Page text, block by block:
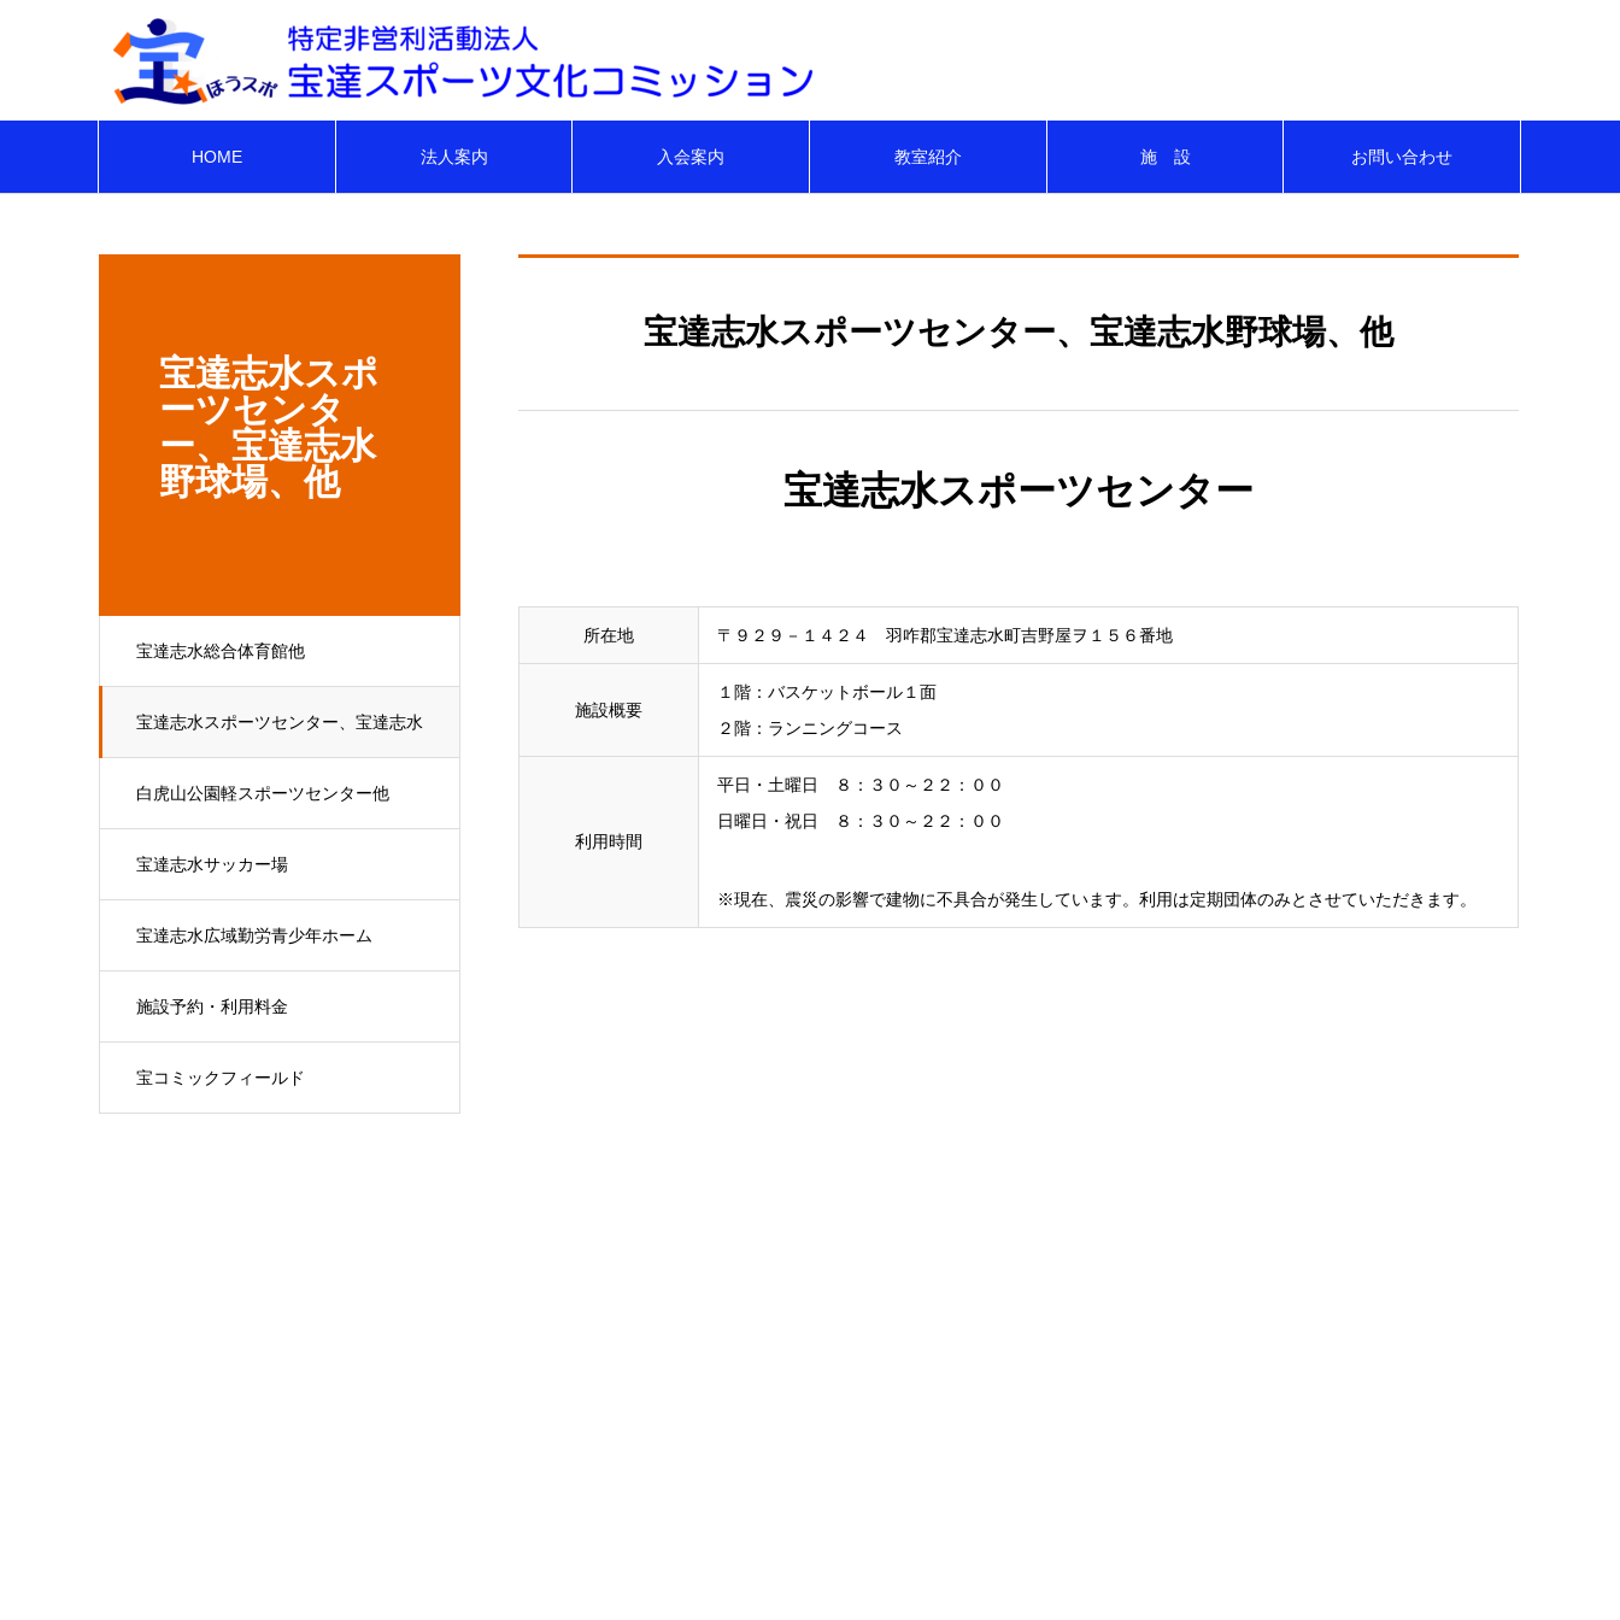
HOME 法人案内 入会案内 教室紹介 施 設 お問い合わせ
宝達志水スポ
ーツセンタ
ー、宝達志水
野球場、他
宝達志水総合体育館他
宝達志水スポーツセンター、宝達志水
野球場、他
白虎山公園軽スポーツセンター他
宝達志水サッカー場
宝達志水広域勤労青少年ホーム
施設予約・利用料金
宝コミックフィールド
宝達志水スポーツセンター、宝達志水野球場、他
宝達志水スポーツセンター
所在地 〒９２９－１４２４ 羽咋郡宝達志水町吉野屋ヲ１５６番地
施設概要
１階：バスケットボール１面
２階：ランニングコース
利用時間
平日・土曜日 ８：３０～２２：００
日曜日・祝日 ８：３０～２２：００
※現在、震災の影響で建物に不具合が発生しています。利用は定期団体のみとさせていただきます。